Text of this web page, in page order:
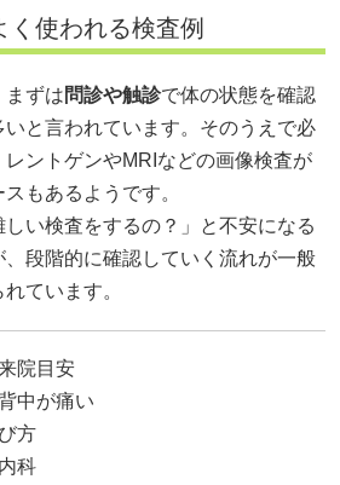
く使われる検査例
まずは問診や触診で体の状態を確認
いと言われています。そのうえで必
レントゲンやMRIなどの画像検査が
もあるようです。
しい検査をするの？」と不安になる
、段階的に確認していく流れが一般
ています。
院目安
中が痛い
方
科